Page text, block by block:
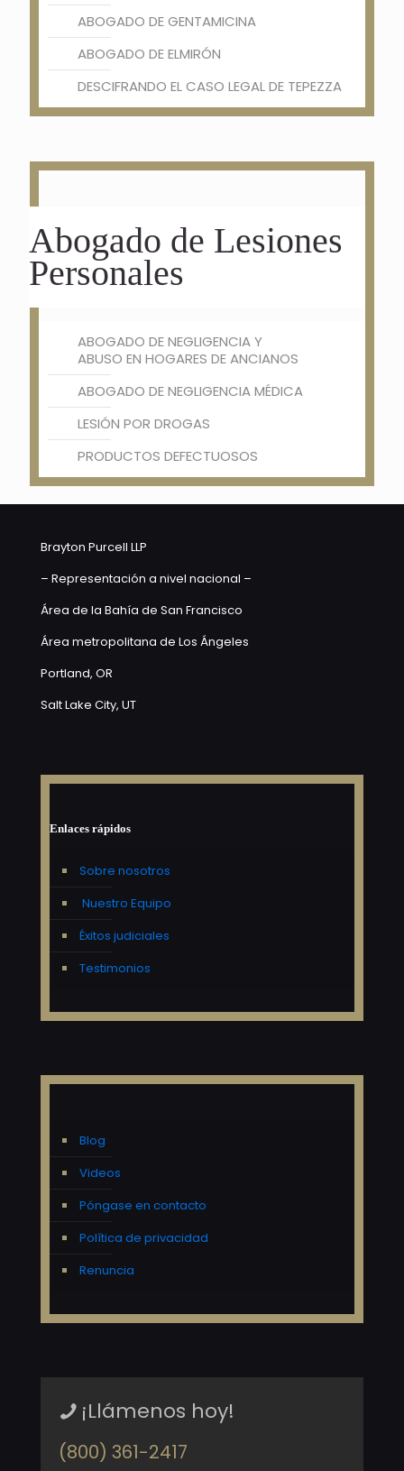
ABOGADO DE GENTAMICINA
ABOGADO DE ELMIRÓN
DESCIFRANDO EL CASO LEGAL DE TEPEZZA
Abogado de Lesiones
Personales
ABOGADO DE NEGLIGENCIA Y
ABUSO EN HOGARES DE ANCIANOS
ABOGADO DE NEGLIGENCIA MÉDICA
LESIÓN POR DROGAS
PRODUCTOS DEFECTUOSOS
Brayton Purcell LLP
– Representación a nivel nacional –
Área de la Bahía de San Francisco
Área metropolitana de Los Ángeles
Portland, OR
Salt Lake City, UT
Enlaces rápidos
Sobre nosotros
Nuestro Equipo
Éxitos judiciales
Testimonios
Blog
Videos
Póngase en contacto
Política de privacidad
Renuncia
¡Llámenos hoy!
(800) 361-2417